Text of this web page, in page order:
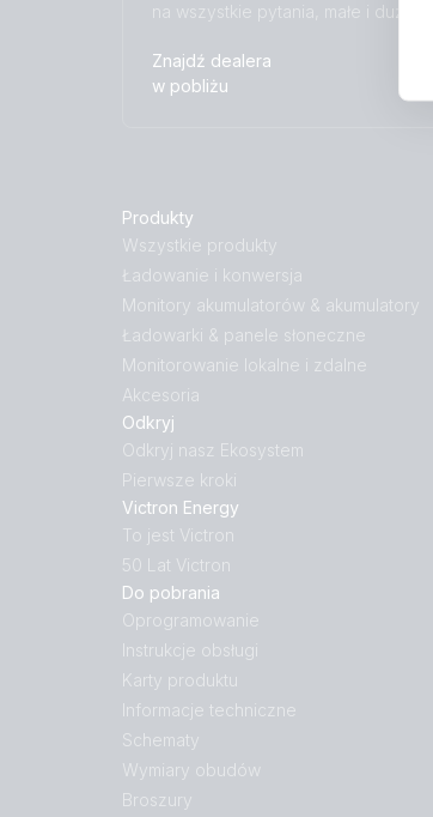
na wszystkie pytania, małe i duże.
Znajdź dealera
w pobliżu
Produkty
Wszystkie produkty
Ładowanie i konwersja
Monitory akumulatorów & akumulatory
Ładowarki & panele słoneczne
Monitorowanie lokalne i zdalne
Akcesoria
Odkryj
Odkryj nasz Ekosystem
Pierwsze kroki
Victron Energy
To jest Victron
50 Lat Victron
Do pobrania
Oprogramowanie
Instrukcje obsługi
Karty produktu
Informacje techniczne
Schematy
Wymiary obudów
Broszury